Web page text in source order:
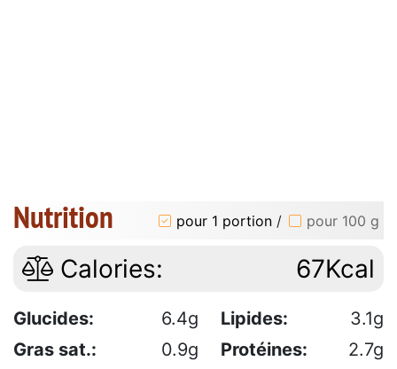
Nutrition pour 1 portion / pour 100 g
Calories: 67Kcal
Glucides: 6.4g Lipides:
3.1g
Gras sat.:
0.9g Protéines:
2.7g